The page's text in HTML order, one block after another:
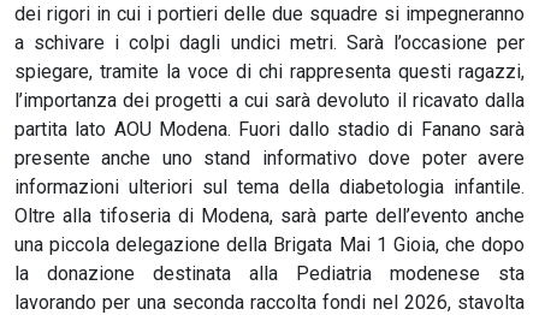
dei rigori in cui i portieri delle due squadre si impegneranno
a schivare i colpi dagli undici metri. Sarà l’occasione per
spiegare, tramite la voce di chi rappresenta questi ragazzi,
l’importanza dei progetti a cui sarà devoluto il ricavato dalla
partita lato AOU Modena. Fuori dallo stadio di Fanano sarà
presente anche uno stand informativo dove poter avere
informazioni ulteriori sul tema della diabetologia infantile.
Oltre alla tifoseria di Modena, sarà parte dell’evento anche
una piccola delegazione della Brigata Mai 1 Gioia, che dopo
la donazione destinata alla Pediatria modenese sta
lavorando per una seconda raccolta fondi nel 2026, stavolta